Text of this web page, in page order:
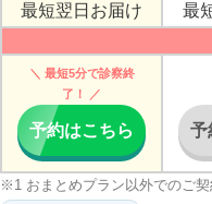
※1 おまとめプラン以外でのご契
※2 診療時間については当日の予
最短翌日お届け
最
＼ 最短5分で診察終
了！ ／
予約はこちら 予